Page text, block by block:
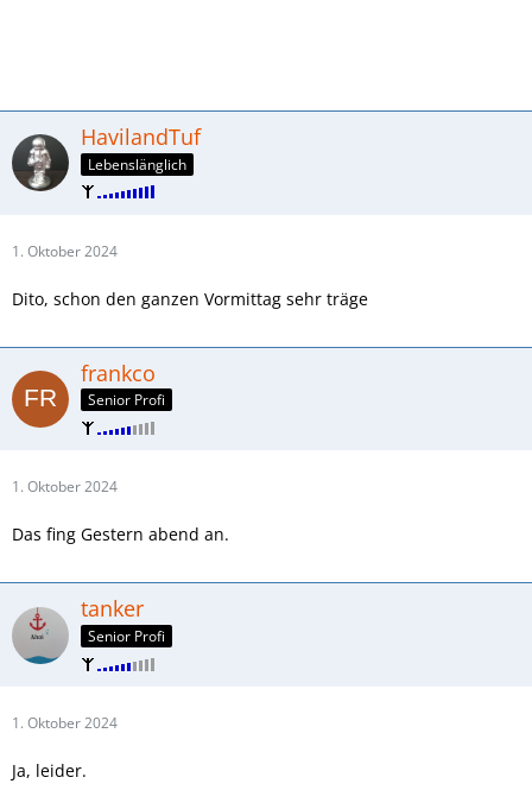
HavilandTuf
Lebenslänglich
1. Oktober 2024
Dito, schon den ganzen Vormittag sehr träge
frankco
Senior Profi
1. Oktober 2024
Das fing Gestern abend an.
tanker
Senior Profi
1. Oktober 2024
Ja, leider.